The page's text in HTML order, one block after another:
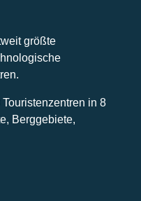
größte
in 8
Berggebiete,